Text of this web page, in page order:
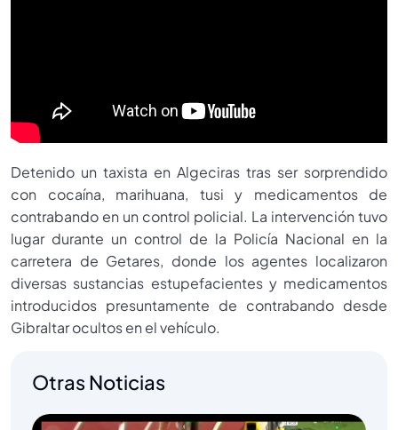
Detenido un taxista en Algeciras tras ser sorprendido
con cocaína, marihuana, tusi y medicamentos de
contrabando en un control policial. La intervención tuvo
lugar durante un control de la Policía Nacional en la
carretera de Getares, donde los agentes localizaron
diversas sustancias estupefacientes y medicamentos
introducidos presuntamente de contrabando desde
Gibraltar ocultos en el vehículo.
Otras Noticias